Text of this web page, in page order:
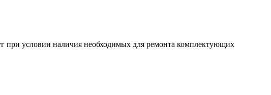
при условии наличия необходимых для ремонта комплектующих